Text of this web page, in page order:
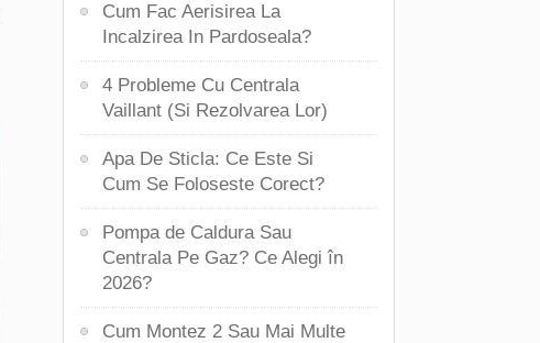
Cum Fac Aerisirea La
Incalzirea In Pardoseala?
4 Probleme Cu Centrala
Vaillant (Si Rezolvarea Lor)
Apa De Sticla: Ce Este Si
Cum Se Foloseste Corect?
Pompa de Caldura Sau
Centrala Pe Gaz? Ce Alegi în
2026?
Cum Montez 2 Sau Mai Multe